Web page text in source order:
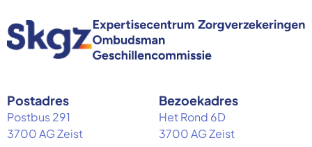
Postadres
Postbus 291
3700 AG Zeist
Bezoekadres
Het Rond 6D
3700 AG Zeist